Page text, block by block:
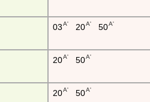
03A' 20A' 50A'
20A' 50A'
20A' 50A'